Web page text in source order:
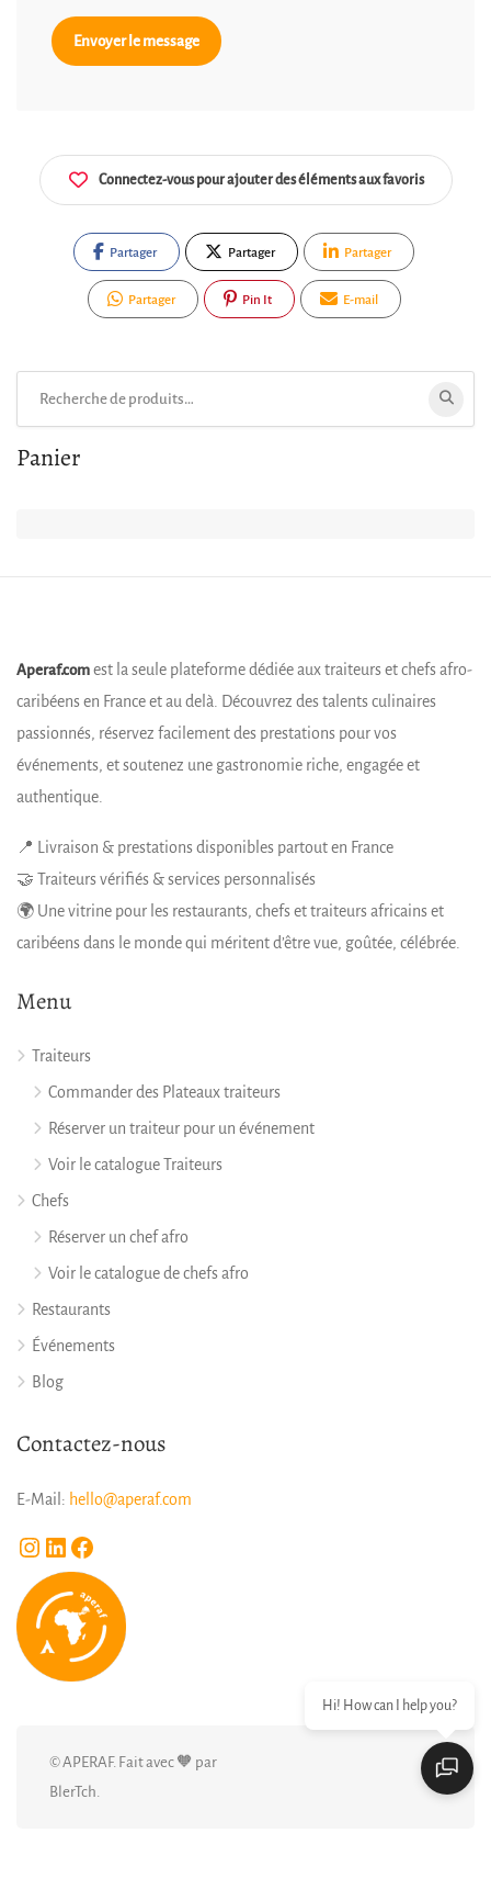
Envoyer le message
Connectez-vous pour ajouter des éléments aux favoris
Partager Partager Partager
Partager Pin It E-mail
Panier
Aperaf.com est la seule plateforme dédiée aux traiteurs et chefs afro-
caribéens en France et au delà. Découvrez des talents culinaires
passionnés, réservez facilement des prestations pour vos
événements, et soutenez une gastronomie riche, engagée et
authentique.
📍 Livraison & prestations disponibles partout en France
🤝 Traiteurs vérifiés & services personnalisés
🌍 Une vitrine pour les restaurants, chefs et traiteurs africains et
caribéens dans le monde qui méritent d’être vue, goûtée, célébrée.
Menu
Traiteurs
Commander des Plateaux traiteurs
Réserver un traiteur pour un événement
Voir le catalogue Traiteurs
Chefs
Réserver un chef afro
Voir le catalogue de chefs afro
Restaurants
Événements
Blog
Contactez-nous
E-Mail: hello@aperaf.com
Instagram LinkedIn Facebook
© APERAF. Fait avec 🧡 par
BlerTch.
Hi! How can I help you?